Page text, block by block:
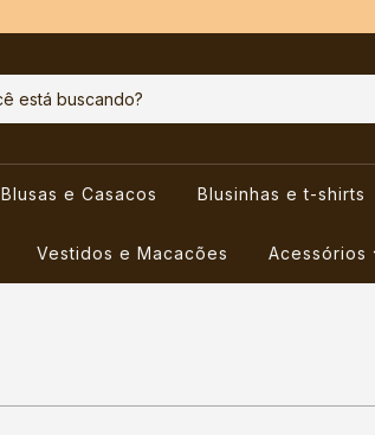
Blusas e Casacos Blusinhas e t-shirts
Vestidos e Macacões Acessórios